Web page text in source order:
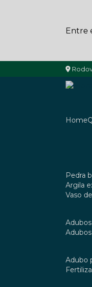
Entre
Home
pedra
argila
vaso